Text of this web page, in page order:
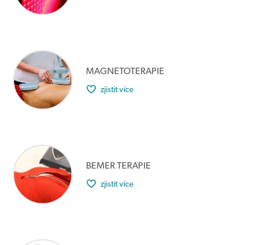
MAGNETOTERAPIE
zjistit více
BEMER TERAPIE
zjistit více